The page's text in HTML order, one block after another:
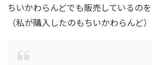
ちいかわらんどでも販売しているのを
（私が購入したのもちいかわらんど）